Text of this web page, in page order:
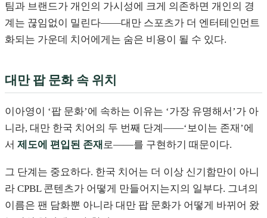
팀과 브랜드가 개인의 가시성에 크게 의존하면 개인의 경
계는 끊임없이 밀린다——대만 스포츠가 더 엔터테인먼트
화되는 가운데 치어에게는 숨은 비용이 될 수 있다.
대만 팝 문화 속 위치
이아영이 ‘팝 문화’에 속하는 이유는 ‘가장 유명해서’가 아
니라, 대만 한국 치어의 두 번째 단계——‘보이는 존재’에
서 제도에 편입된 존재 로——를 구현하기 때문이다.
그 단계는 중요하다. 한국 치어는 더 이상 신기함만이 아니
라 CPBL 콘텐츠가 어떻게 만들어지는지의 일부다. 그녀의
이름은 팬 담화뿐 아니라 대만 팝 문화가 어떻게 바뀌어 왔